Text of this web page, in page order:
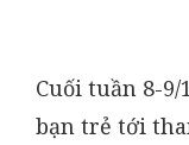
Cuối tuần 8-
bạn trẻ tới